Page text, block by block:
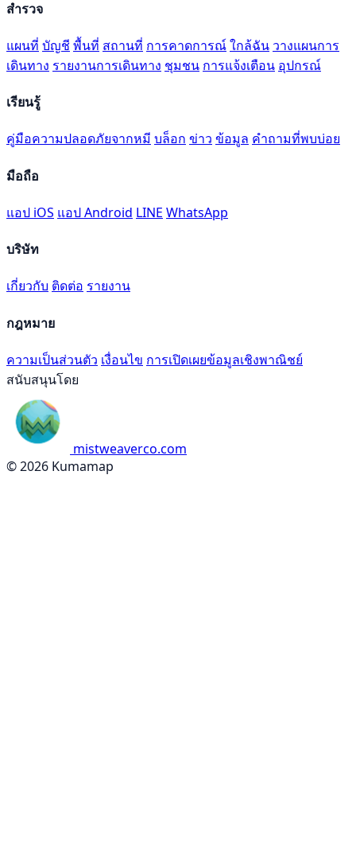
สำรวจ
แผนที่ บัญชี พื้นที่ สถานที่ การคาดการณ์ใกล้ฉัน วางแผนการ
เดินทาง รายงานการเดินทาง ชุมชน การแจ้งเตือน อุปกรณ์
เรียนรู้
คู่มือความปลอดภัยจากหมี บล็อก ข่าว ข้อมูล คำถามที่พบบ่อย
มือถือ
แอป iOS แอป Android LINE WhatsApp
บริษัท
เกี่ยวกับ ติดต่อ รายงาน
กฎหมาย
ความเป็นส่วนตัว เงื่อนไข การเปิดเผยข้อมูลเชิงพาณิชย์
สนับสนุนโดย
mistweaverco.com
© 2026 Kumamap